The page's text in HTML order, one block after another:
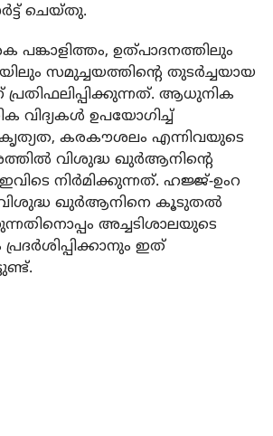
ചെയ്തു.
പങ്കാളിത്തം, ഉത്പാദനത്തിലും
സമുച്ചയത്തിന്റെ തുടര്‍ച്ചയായ
ആധുനിക
വിദ്യകള്‍ ഉപയോഗിച്ച്
കരകൗശലം എന്നിവയുടെ
വിശുദ്ധ ഖുര്‍ആനിന്റെ
നിര്‍മിക്കുന്നത്. ഹജ്ജ്-ഉംറ
വിശുദ്ധ ഖുര്‍ആനിനെ കൂടുതല്‍
അച്ചടിശാലയുടെ
ഇത്